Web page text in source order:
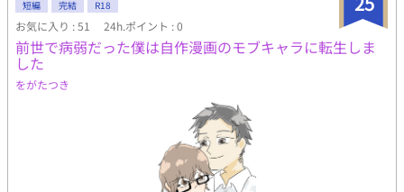
短編 完結 R18
お気に入り : 51 24h.ポイント : 0
前世で病弱だった僕は自作漫画のモブキャラに転生しま
した
をがたつき